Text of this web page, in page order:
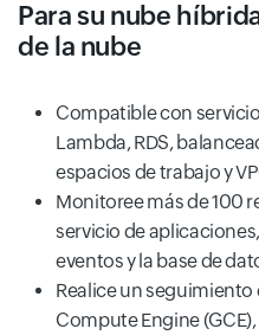
Para su nube
de la nube
Compatible con
Lambda, RDS,
espacios de trabajo y
Monitoree más de 100
servicio de
eventos y la base de
Realice un
Compute Engine